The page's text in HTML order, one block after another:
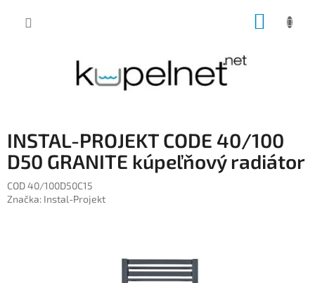
INSTAL-PROJEKT CODE 40/100
D50 GRANITE kúpeľňový radiátor
COD 40/100D50C15
Značka: Instal-Projekt